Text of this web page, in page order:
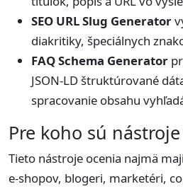
SEO URL Slug Generator
diakritiky, špeciálnych
FAQ Schema Generator
JSON-LD štruktúrované
spracovanie obsahu
Pre koho sú
Tieto nástroje ocenia najmä
e-shopov, blogeri, marketéri,